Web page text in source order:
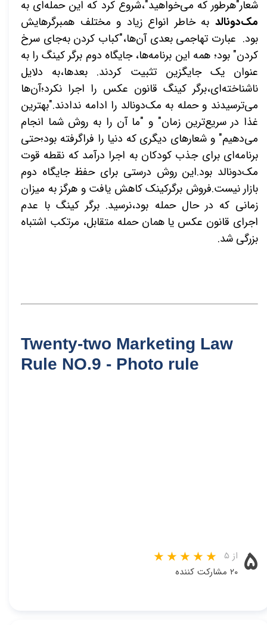
شعار"هرطور که می‌خواهید"،شروع کرد که این حمله‌ای به
مک‌دونالد به خاطر انواع زیاد و مختلف همبرگرهایش
بود. عبارت تهاجمی بعدی آن‌ها،"کباب کردن به‌جای سرخ
کردن" بود؛ همه این برنامه‌ها، جایگاه دوم برگر کینگ را به
عنوان یک جایگزین تثبیت کردند. بعدها،به دلایل
ناشناخته‌ای،برگر کینگ قانون عکس را اجرا نکرد؛آن‌ها
می‌ترسیدند و حمله به مک‌دونالد را ادامه ندادند."بهترین
غذا در سریع‌ترین زمان" و "ما آن را به روش شما انجام
می‌دهیم" و شعارهای دیگری که دنیا را فراگرفته بود؛حتی
برنامه‌ای برای جذب کودکان به اجرا درآمد که نقطه قوت
مک‌دونالد بود.این روش درستی برای حفظ جایگاه دوم
بازار نیست.فروش برگرکینک کاهش یافت و هرگز به میزان
زمانی که در حال حمله بود،نرسید. برگر کینگ با عدم
اجرای قانون عکس یا همان حمله متقابل، مرتکب اشتباه
بزرگی شد.
Twenty-two Marketing Law
Rule NO.9 - Photo rule
۵ از ۵
۲۰ مشارکت کننده